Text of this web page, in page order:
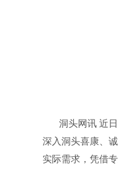
洞头网讯 近日
深入洞头喜康、
实际需求，凭借